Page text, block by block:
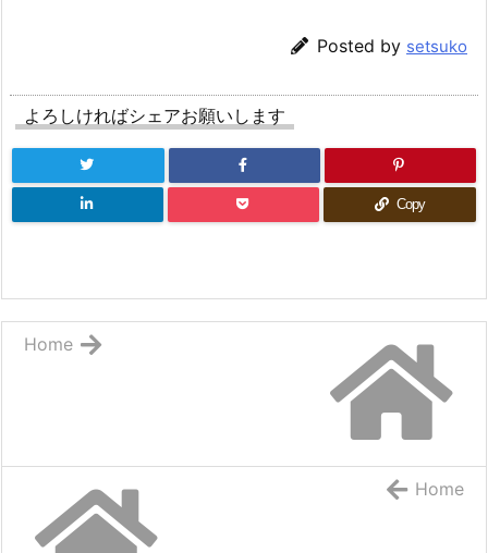
Posted by setsuko
よろしければシェアお願いします
Copy
Home
Home